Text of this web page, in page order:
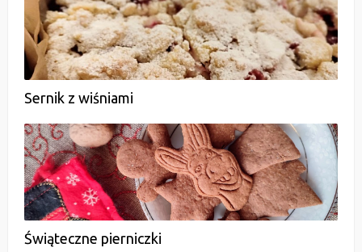
Sernik z wiśniami
Świąteczne pierniczki